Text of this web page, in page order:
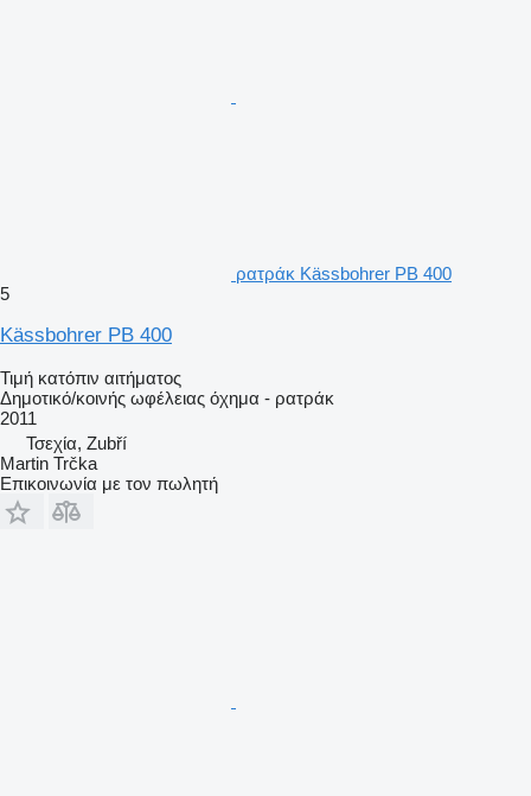
ρατράκ Kässbohrer PB 400
5
Kässbohrer PB 400
Τιμή κατόπιν αιτήματος
Δημοτικό/κοινής ωφέλειας όχημα - ρατράκ
2011
Τσεχία, Zubří
Martin Trčka
Επικοινωνία με τον πωλητή